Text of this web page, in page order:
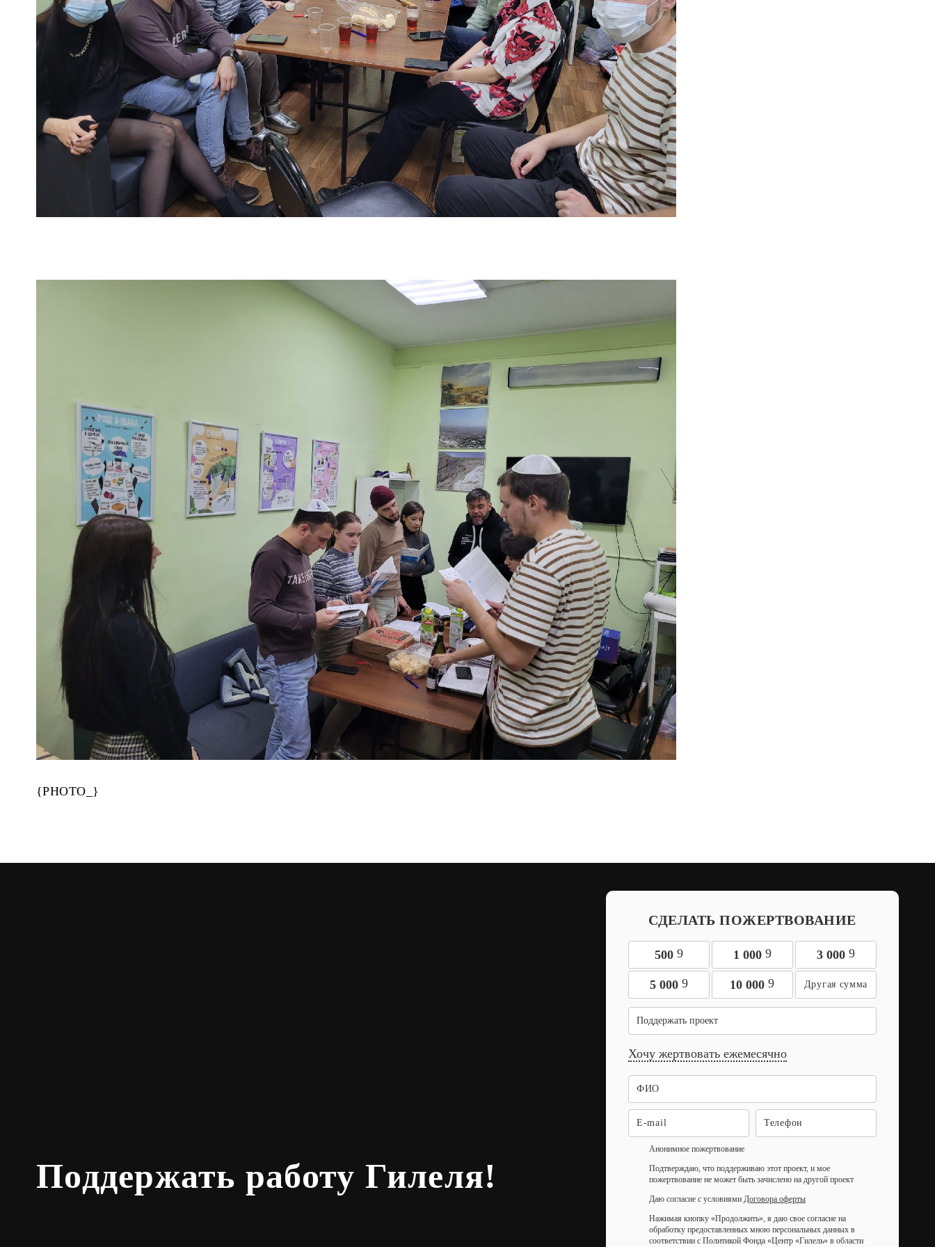
{PHOTO_}
Поддержать работу Гилеля!
СДЕЛАТЬ ПОЖЕРТВОВАНИЕ
500 9 1 000 9 3 000 9
5 000 9 10 0009
Поддержать проект
Хочу жертвовать ежемесячно
Анонимное пожертвование
Подтверждаю, что поддерживаю этот проект, и мое
пожертвование не может быть зачислено на другой проект
Даю согласие с условиями Договора оферты
Нажимая кнопку «Продолжить», я даю свое согласие на
обработку предоставленных мною персональных данных в
соответствии с Политикой Фонда «Центр «Гилель» в области